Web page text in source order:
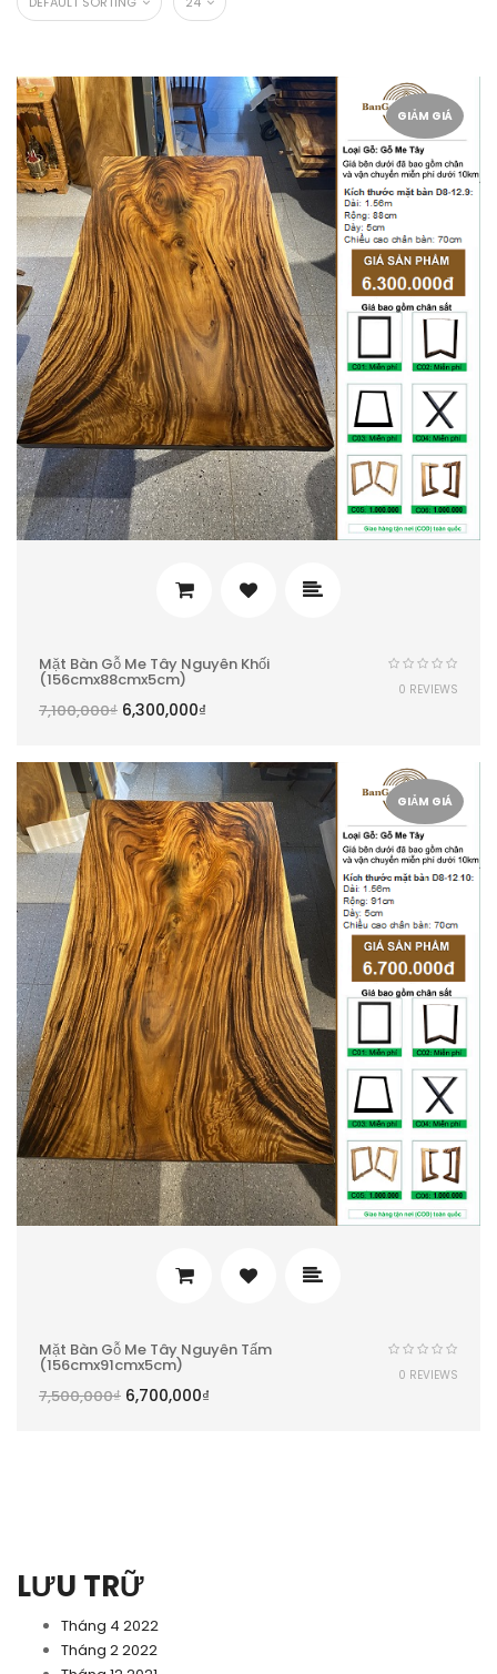
LƯU TRỮ
Tháng 4 2022
Tháng 2 2022
GIẢM GIÁ
Mặt Bàn Gỗ Me Tây Nguyên Khối
(156cmx88cmx5cm)
7,100,000₫ 6,300,000₫
0 REVIEWS
GIẢM GIÁ
Mặt Bàn Gỗ Me Tây Nguyên Tấm
(156cmx91cmx5cm)
7,500,000₫ 6,700,000₫
0 REVIEWS